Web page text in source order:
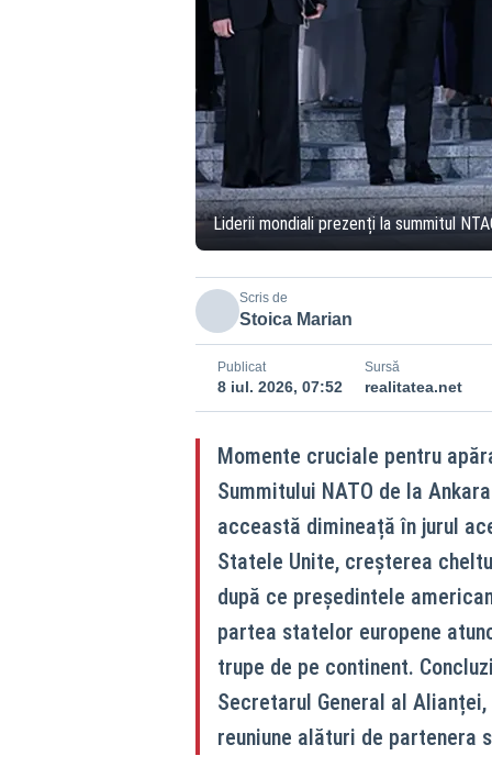
Liderii mondiali prezenți la summitul
Scris de
Stoica Marian
Publicat
8 iul. 2026, 07:52
Sursă
realitatea.net
Momente cruciale pentru
Summitului NATO de la
acceastă dimineață în jurul
Statele Unite, creșterea
după ce președintele
partea statelor europene
trupe de pe continent.
Secretarul General al
reuniune alături de partenera